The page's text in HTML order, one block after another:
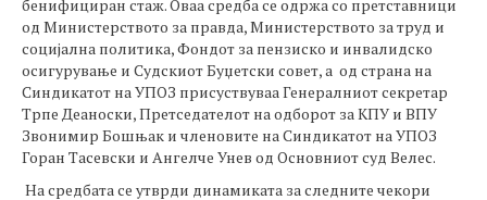
бенифициран стаж. Оваа средба се одржа со претставници
од Министерството за правда, Министерството за труд и
социјална политика, Фондот за пензиско и инвалидско
осигурување и Судскиот Буџетски совет, а од страна на
Синдикатот на УПОЗ присуствуваа Генералниот секретар
Трпе Деаноски, Претседателот на одборот за КПУ и ВПУ
Звонимир Бошњак и членовите на Синдикатот на УПОЗ
Горан Тасевски и Ангелче Унев од Основниот суд Велес.
На средбата се утврди динамиката за следните чекори